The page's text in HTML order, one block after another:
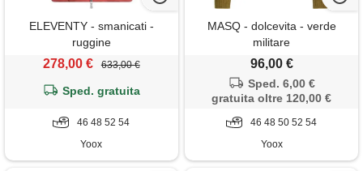
ELEVENTY - smanicati -
ruggine
278,00 € 633,00 €
Sped. gratuita
46 48 52 54
Yoox
MASQ - dolcevita - verde
militare
96,00 €
Sped. 6,00 €
gratuita oltre 120,00 €
46 48 50 52 54
Yoox